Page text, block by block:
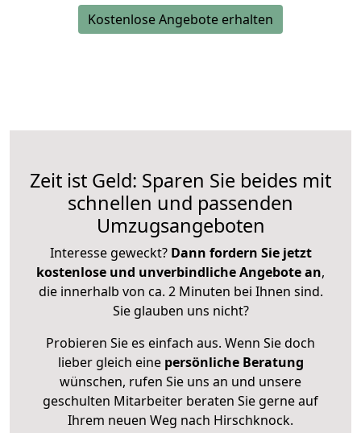
Kostenlose Angebote erhalten
Zeit ist Geld: Sparen Sie beides mit
schnellen und passenden
Umzugsangeboten
Interesse geweckt? Dann fordern Sie jetzt
kostenlose und unverbindliche Angebote an,
die innerhalb von ca. 2 Minuten bei Ihnen sind.
Sie glauben uns nicht?
Probieren Sie es einfach aus. Wenn Sie doch
lieber gleich eine persönliche Beratung
wünschen, rufen Sie uns an und unsere
geschulten Mitarbeiter beraten Sie gerne auf
Ihrem neuen Weg nach Hirschknock.